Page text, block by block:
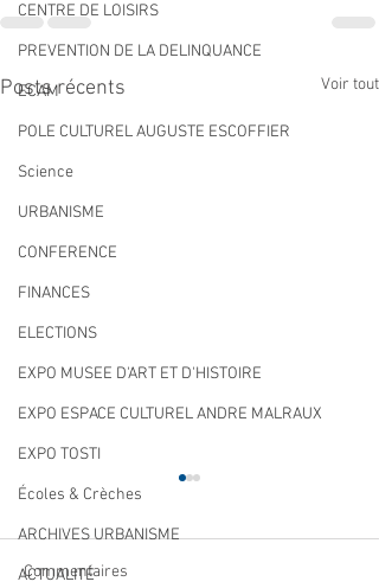
CENTRE DE LOISIRS
PREVENTION DE LA DELINQUANCE
ECAM
POLE CULTUREL AUGUSTE ESCOFFIER
Science
URBANISME
CONFERENCE
FINANCES
ELECTIONS
EXPO MUSEE D'ART ET D'HISTOIRE
EXPO ESPACE CULTUREL ANDRE MALRAUX
EXPO TOSTI
Écoles & Crèches
ARCHIVES URBANISME
ACTUALITÉ
Posts récents Voir tout
Commentaires